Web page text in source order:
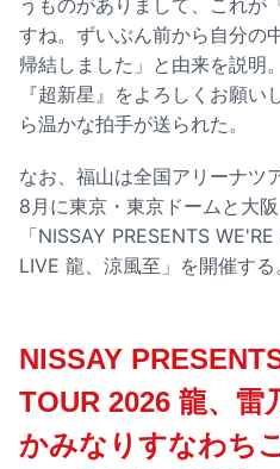
すね。ずいぶん前から自分の
帰結しました」と由来を説明
『超新星』をよろしくお願
ら温かな拍手が送られた。
なお、福山は全国アリーナツ
8月に東京・東京ドームと大
「NISSAY PRESENTS
LIVE 龍、涼風至」を開催する
NISSAY
TOUR 2026 龍、雷
かみなりすなわち